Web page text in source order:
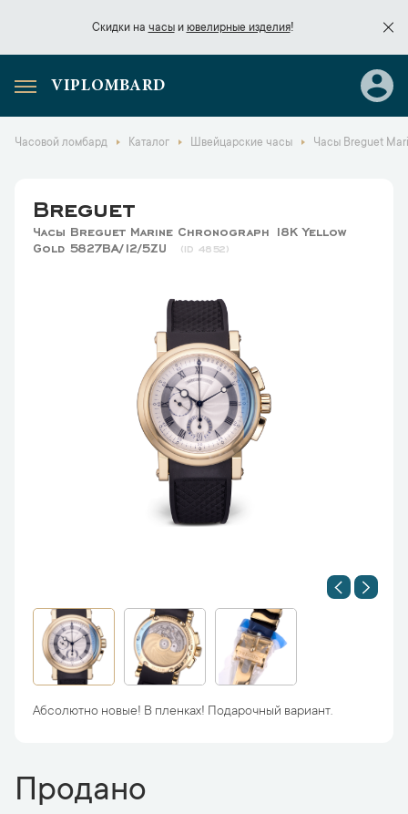
Скидки на часыи ювелирные изделия!
Скидки начасы
VIPLOMBARD
Часовой ломбард Каталог Швейцарские часы Часы Breguet
Breguet
Часы Breguet Marine Chronograph 18K Yellow
Gold 5827BA/12/5ZU
4852
Абсолютно новые! В пленках! Подарочный вариант.
Продано